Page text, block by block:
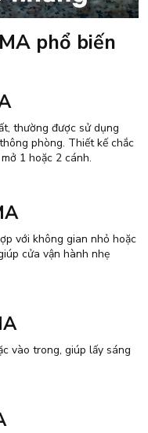
phổ biến
thường được sử dụng
phòng. Thiết kế chắc
1 hoặc 2 cánh.
với không gian nhỏ hoặc
cửa vận hành nhẹ
vào trong, giúp lấy sáng